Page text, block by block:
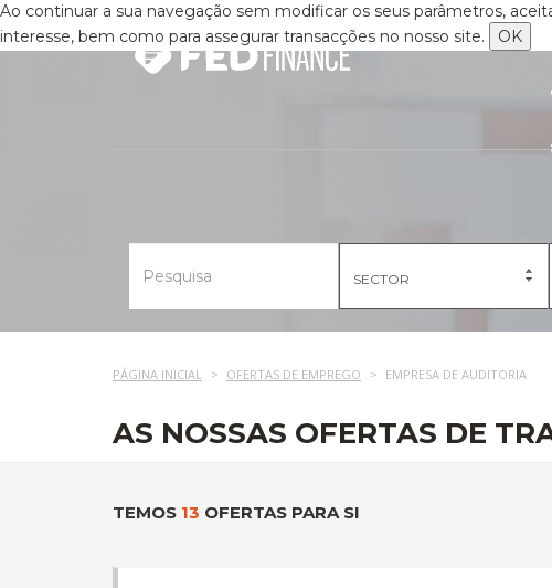
Ao continuar a sua navegação sem modificar os seus parâmetros,
interesse, bem como para assegurar transacções no nosso site.
OK
SECTOR
PÁGINA INICIAL OFERTAS DE EMPREGO EMPRESA DE AUDITORIA
AS NOSSAS OFERTAS DE
TEMOS 13 OFERTAS PARA SI